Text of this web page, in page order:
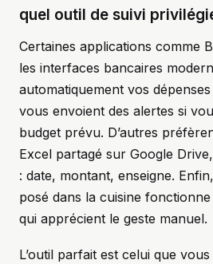
quel outil de suivi
Certaines applications comme
les interfaces bancaires
automatiquement vos
vous envoient des alertes si
budget prévu. D’autres
Excel partagé sur Google
: date, montant, enseigne.
posé dans la cuisine
qui apprécient le geste manuel.
L’outil parfait est celui que